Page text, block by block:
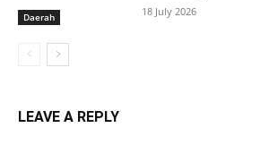
Daerah 18 July 2026
LEAVE A REPLY